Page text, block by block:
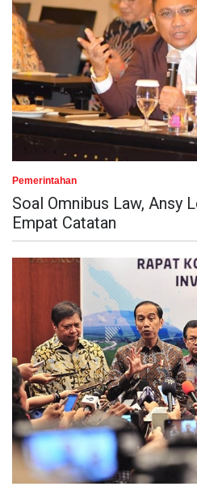
Pemerintahan
Soal Omnibus Law, Ansy
Empat Catatan